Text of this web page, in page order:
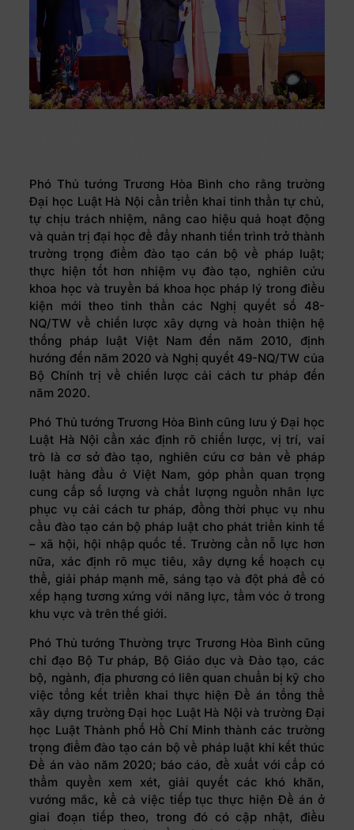
Phó Thủ tướng Trương Hòa Bình cho rằng trường
Đại học Luật Hà Nội cần triển khai tinh thần tự chủ,
tự chịu trách nhiệm, nâng cao hiệu quả hoạt động
và quản trị đại học để đẩy nhanh tiến trình trở thành
trường trọng điểm đào tạo cán bộ về pháp luật;
thực hiện tốt hơn nhiệm vụ đào tạo, nghiên cứu
khoa học và truyền bá khoa học pháp lý trong điều
kiện mới theo tinh thần các Nghị quyết số 48-
NQ/TW về chiến lược xây dựng và hoàn thiện hệ
thống pháp luật Việt Nam đến năm 2010, định
hướng đến năm 2020 và Nghị quyết 49-NQ/TW của
Bộ Chính trị về chiến lược cải cách tư pháp đến
năm 2020.
Phó Thủ tướng Trương Hòa Bình cũng lưu ý Đại học
Luật Hà Nội cần xác định rõ chiến lược, vị trí, vai
trò là cơ sở đào tạo, nghiên cứu cơ bản về pháp
luật hàng đầu ở Việt Nam, góp phần quan trọng
cung cấp số lượng và chất lượng nguồn nhân lực
phục vụ cải cách tư pháp, đồng thời phục vụ nhu
cầu đào tạo cán bộ pháp luật cho phát triển kinh tế
– xã hội, hội nhập quốc tế. Trường cần nỗ lực hơn
nữa, xác định rõ mục tiêu, xây dựng kế hoạch cụ
thể, giải pháp mạnh mẽ, sáng tạo và đột phá để có
xếp hạng tương xứng với năng lực, tầm vóc ở trong
khu vực và trên thế giới.
Phó Thủ tướng Thường trực Trương Hòa Bình cũng
chỉ đạo Bộ Tư pháp, Bộ Giáo dục và Đào tạo, các
bộ, ngành, địa phương có liên quan chuẩn bị kỹ cho
việc tổng kết triển khai thực hiện Đề án tổng thể
xây dựng trường Đại học Luật Hà Nội và trường Đại
học Luật Thành phố Hồ Chí Minh thành các trường
trọng điểm đào tạo cán bộ về pháp luật khi kết thúc
Đề án vào năm 2020; báo cáo, đề xuất với cấp có
thẩm quyền xem xét, giải quyết các khó khăn,
vướng mắc, kể cả việc tiếp tục thực hiện Đề án ở
giai đoạn tiếp theo, trong đó có cập nhật, điều